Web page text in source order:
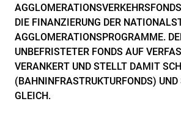
DIE FINANZIERUNG DER
AGGLOMERATIONSPROGRAMME.
UNBEFRISTETER FONDS AUF
VERANKERT UND STELLT DAMIT
(BAHNINFRASTRUKTURFONDS) UND
GLEICH.